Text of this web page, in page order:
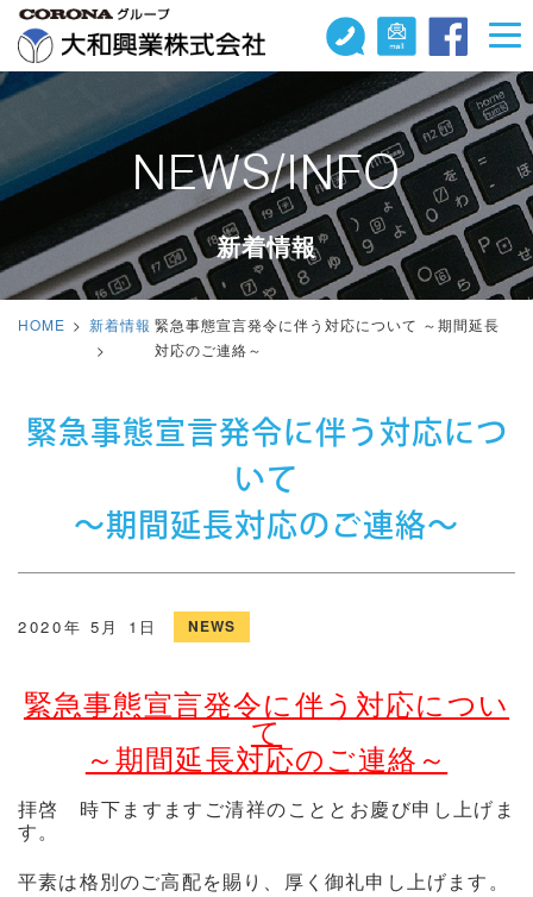
NEWS/INFO
新着情報
HOME 新着情報 緊急事態宣言発令に伴う対応について ～期間延長
対応のご連絡～
緊急事態宣言発令に伴う対応につ
いて
～期間延長対応のご連絡～
2020年 5月 1日 NEWS
緊急事態宣言発令に伴う対応につい
て
～期間延長対応のご連絡～
拝啓 時下ますますご清祥のこととお慶び申し上げま
す。
平素は格別のご高配を賜り、厚く御礼申し上げます。